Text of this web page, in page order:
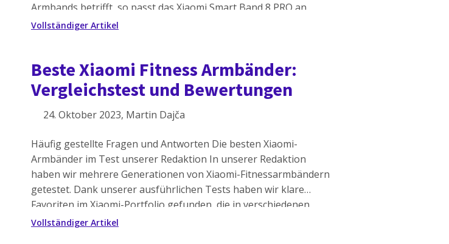
Armbands betrifft, so passt das Xiaomi Smart Band 8 PRO an
Handgelenke mit einem Umfang von 13,5 bis 20,5 cm. Damit ist es
Vollständiger Artikel
Beste Xiaomi Fitness Armbänder:
Vergleichstest und Bewertungen
24. Oktober 2023, Martin Dajča
Häufig gestellte Fragen und Antworten Die besten Xiaomi-
Armbänder im Test unserer Redaktion In unserer Redaktion
haben wir mehrere Generationen von Xiaomi-Fitnessarmbändern
getestet. Dank unserer ausführlichen Tests haben wir klare
Favoriten im Xiaomi-Portfolio gefunden, die in verschiedenen
Disziplinen brillieren. Xiaomi Fitnessarmbänder - erfahren Sie
Vollständiger Artikel